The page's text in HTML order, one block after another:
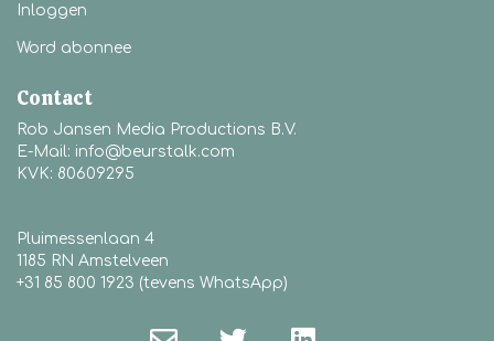
Inloggen
Word abonnee
Contact
Rob Jansen Media Productions B.V.
E-Mail: info@beurstalk.com
KVK: 80609295
Pluimessenlaan 4
1185 RN Amstelveen
+31 85 800 1923 (tevens WhatsApp)